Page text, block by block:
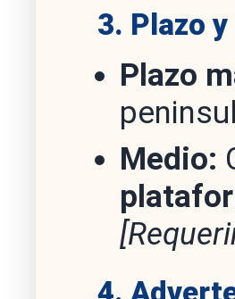
3. Plazo
Plazo
Medio: